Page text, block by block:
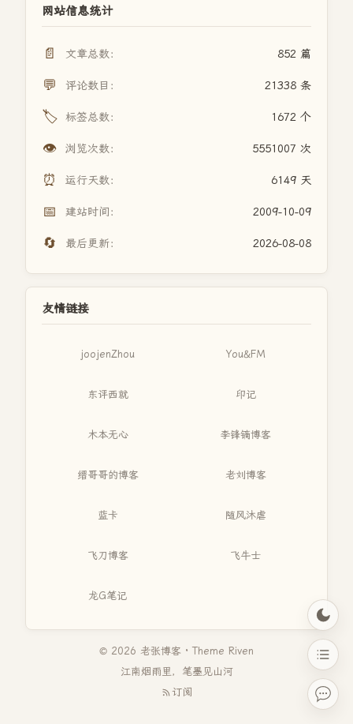
网站信息统计
📄 文章总数： 852 篇
💬 评论数目： 21338 条
🏷️ 标签总数： 1672 个
👁️ 浏览次数： 5551007 次
⏰ 运行天数： 6149 天
📅 建站时间： 2009-10-09
🔄 最后更新： 2026-08-08
友情链接
joojenZhou You&FM
东评西就 印记
木本无心 李锋镝博客
缙哥哥的博客 老刘博客
蓝卡 随风沐虐
飞刀博客 飞牛士
龙G笔记
© 2026 老张博客 · Theme Riven
江南烟雨里，笔墨见山河
订阅